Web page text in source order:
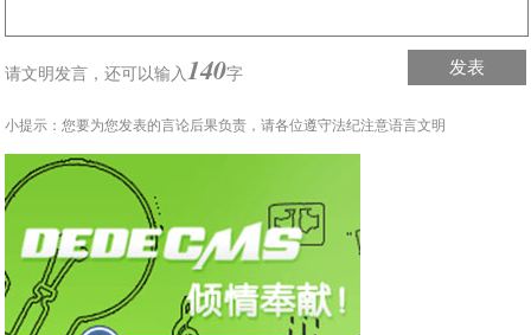
请文明发言，还可以输入 140字 发表
小提示：您要为您发表的言论后果负责，请各位遵守法纪注意语言文明